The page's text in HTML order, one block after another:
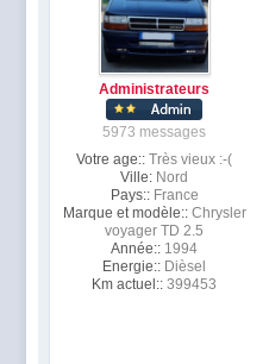
Administrateurs
5973 messages
Votre age:: Très vieux :-(
Ville: Nord
Pays:: France
Marque et modèle:: Chrysler
voyager TD 2.5
Année:: 1994
Energie:: Dièsel
Km actuel:: 399453